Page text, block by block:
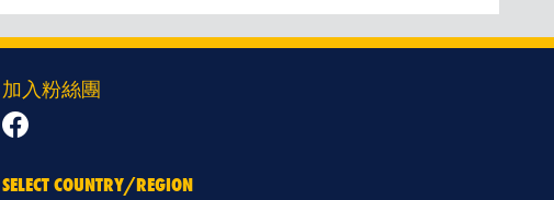
加入粉絲團
SELECT COUNTRY/REGION